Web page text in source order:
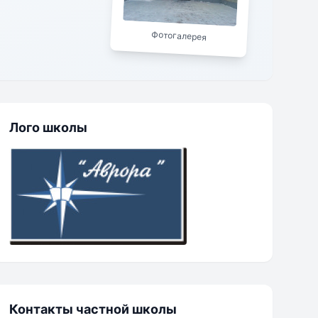
реализация
Фотогалерея
Лого школы
Контакты частной школы